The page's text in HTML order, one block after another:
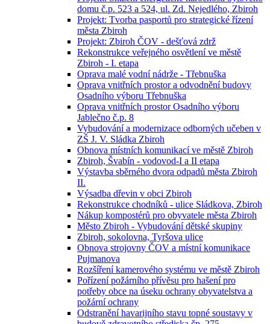
domu č.p. 523 a 524, ul. Zd. Nejedlého, Zbiroh
Projekt: Tvorba pasportů pro strategické řízení
města Zbiroh
Projekt: Zbiroh ČOV - dešťová zdrž
Rekonstrukce veřejného osvětlení ve městě
Zbiroh - I. etapa
Oprava malé vodní nádrže - Třebnuška
Oprava vnitřních prostor a odvodnění budovy
Osadního výboru Třebnuška
Oprava vnitřních prostor Osadního výboru
Jablečno č.p. 8
Vybudování a modernizace odborných učeben v
ZŠ J. V. Sládka Zbiroh
Obnova místních komunikací ve městě Zbiroh
Zbiroh, Švabín - vodovod-I a II etapa
Výstavba sběrného dvora odpadů města Zbiroh
II.
Výsadba dřevin v obci Zbiroh
Rekonstrukce chodníků - ulice Sládkova, Zbiroh
Nákup kompostérů pro obyvatele města Zbiroh
Město Zbiroh - Vybudování dětské skupiny
Zbiroh, sokolovna, Tyršova ulice
Obnova strojovny ČOV a místní komunikace
Pujmanova
Rozšíření kamerového systému ve městě Zbiroh
Pořízení požárního přívěsu pro hašení pro
potřeby obce na úseku ochrany obyvatelstva a
požární ochrany
Odstranění havarijního stavu topné soustavy v